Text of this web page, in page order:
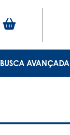
BUSCA AVANÇADA